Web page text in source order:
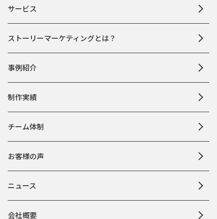
サービス
ストーリーマーケティングとは？
事例紹介
制作実績
チーム体制
お客様の声
ニュース
会社概要